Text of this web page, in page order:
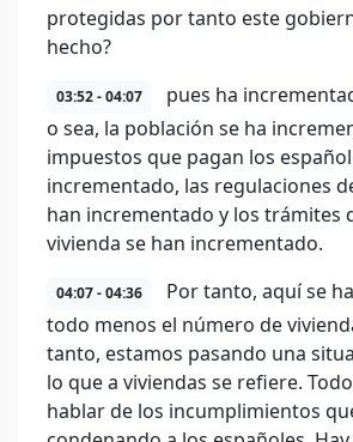
protegidas por tanto este
hecho?
03:52 - 04:07
pues ha
o sea, la población se ha
impuestos que pagan los
incrementado, las regulaciones
han incrementado y los trámites
vivienda se han incrementado.
04:07 - 04:36
Por tanto, aquí se
todo menos el número de
tanto, estamos pasando una
lo que a viviendas se refiere.
hablar de los incumplimientos